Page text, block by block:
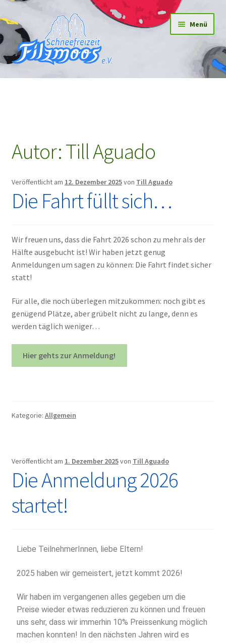
Menü
Home
Kontakte
Autor:Till Aguado
Veröffentlicht am 12. Dezember 2025von Till Aguado
Die Fahrt füllt sich…
Wir freuen uns, dass die Fahrt 2026 schon zu mehr als der
Hälfte ausgebucht ist! Wir haben jetzt genug
Anmeldungen um sagen zu können: Die Fahrt findet sicher
statt!
Für alle, die noch überlegen mitzukommen: noch gibt es
genügend Plätze, aber grübelt nicht zu lange, denn es
werden täglich weniger…
Hier gehts zur Anmeldung!
Kategorie: Allgemein
Veröffentlicht am 1. Dezember 2025von Till Aguado
Die Anmeldung 2026
startet!
Liebe TeilnehmerInnen, liebe Eltern!
2025 haben wir gemeistert, jetzt kommt 2026!
Wir haben im vergangenen alles gegeben um die
Preise wieder etwas reduzieren zu können und freuen
uns sehr, dass wir immerhin 10% Preissenkung möglich
machen konnten! In den nächsten Jahren wird es